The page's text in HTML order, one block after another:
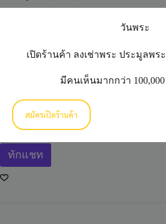
t
r
n
ทักแชท
วันพระ
เปิดร้านค้า ลงเช่าพระ ประมูลพร
มีคนเห็นมากกว่า
สมัครเปิดร้านค้า